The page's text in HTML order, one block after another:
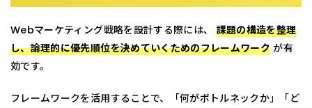
Webマーケティング戦略を設計する際には、 課題の構造を整理
し、論理的に優先順位を決めていくためのフレームワーク が有
効です。
フレームワークを活用することで、「何がボトルネックか」「ど